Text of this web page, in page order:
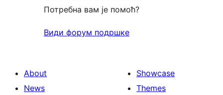
Потребна вам је помоћ?
Види форум подршке
About
News
Showcase
Themes